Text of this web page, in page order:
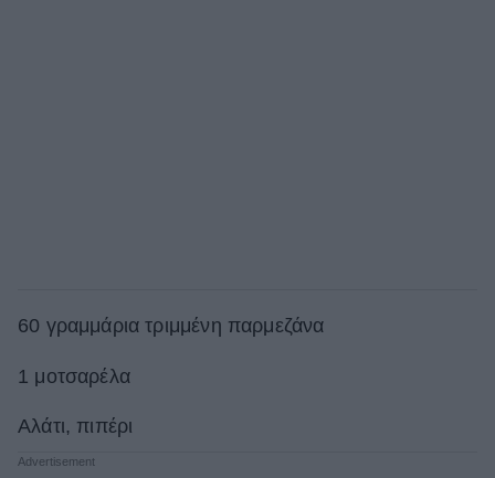
60 γραμμάρια τριμμένη παρμεζάνα
1 μοτσαρέλα
Αλάτι, πιπέρι